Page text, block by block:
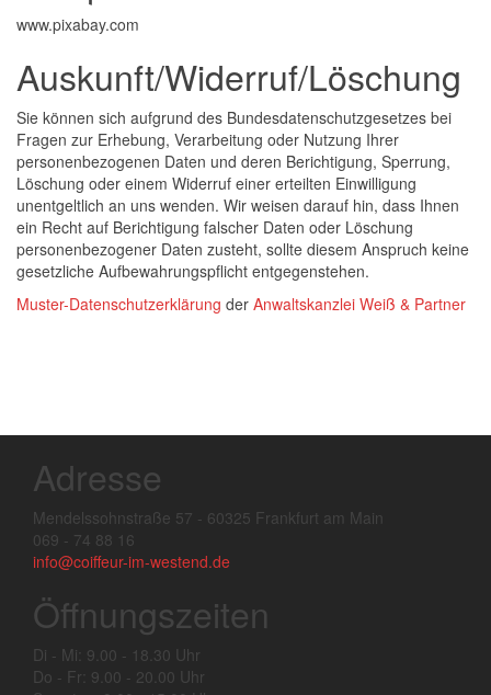
www.pixabay.com
Auskunft/Widerruf/Löschung
Sie können sich aufgrund des Bundesdatenschutzgesetzes bei
Fragen zur Erhebung, Verarbeitung oder Nutzung Ihrer
personenbezogenen Daten und deren Berichtigung, Sperrung,
Löschung oder einem Widerruf einer erteilten Einwilligung
unentgeltlich an uns wenden. Wir weisen darauf hin, dass Ihnen
ein Recht auf Berichtigung falscher Daten oder Löschung
personenbezogener Daten zusteht, sollte diesem Anspruch keine
gesetzliche Aufbewahrungspflicht entgegenstehen.
Muster-Datenschutzerklärung der Anwaltskanzlei Weiß & Partner
Adresse
Mendelssohnstraße 57 - 60325 Frankfurt am Main
069 - 74 88 16
info@coiffeur-im-westend.de
Öffnungszeiten
Di - Mi: 9.00 - 18.30 Uhr
Do - Fr: 9.00 - 20.00 Uhr